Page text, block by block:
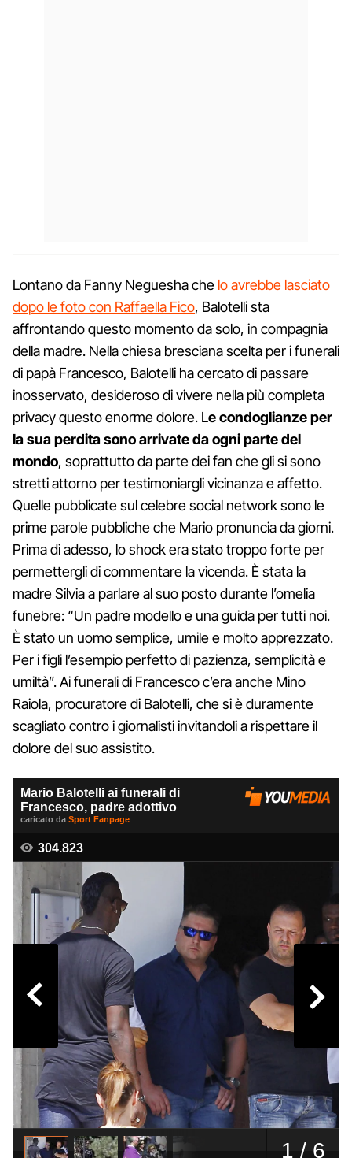
Lontano da Fanny Neguesha che lo avrebbe lasciato
dopo le foto con Raffaella Fico, Balotelli sta
affrontando questo momento da solo, in compagnia
della madre. Nella chiesa bresciana scelta per i funerali
di papà Francesco, Balotelli ha cercato di passare
inosservato, desideroso di vivere nella più completa
privacy questo enorme dolore. Le condoglianze per
la sua perdita sono arrivate da ogni parte del
mondo, soprattutto da parte dei fan che gli si sono
stretti attorno per testimoniargli vicinanza e affetto.
Quelle pubblicate sul celebre social network sono le
prime parole pubbliche che Mario pronuncia da giorni.
Prima di adesso, lo shock era stato troppo forte per
permettergli di commentare la vicenda. È stata la
madre Silvia a parlare al suo posto durante l’omelia
funebre: “Un padre modello e una guida per tutti noi.
È stato un uomo semplice, umile e molto apprezzato.
Per i figli l’esempio perfetto di pazienza, semplicità e
umiltà”. Ai funerali di Francesco c’era anche Mino
Raiola, procuratore di Balotelli, che si è duramente
scagliato contro i giornalisti invitandoli a rispettare il
dolore del suo assistito.